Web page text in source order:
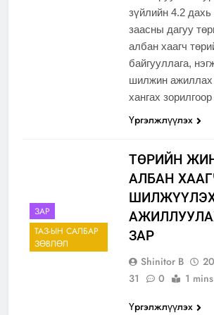
зүйлийн 4.2 дахь
заасны дагуу
албан хаагч
байгууллага,
шилжин ажиллах
хангах
Үргэлжлүүлэх
ЗАР
ТАЗ-ЫН САЛБАР
ЗӨВЛӨЛ
ТӨРИЙН
АЛБАН
ЗАР
Shinitor B
31
0
1 mins
Үргэлжлүүлэх